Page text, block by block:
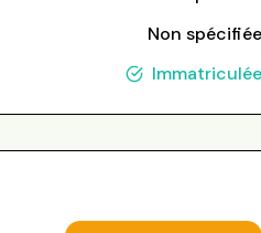
Non spécifiée
Immatriculée